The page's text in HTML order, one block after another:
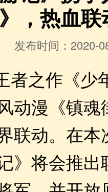
，热血
发布时间：2020-
者之作《少
动漫《镇魂
联动。在本
》将会推